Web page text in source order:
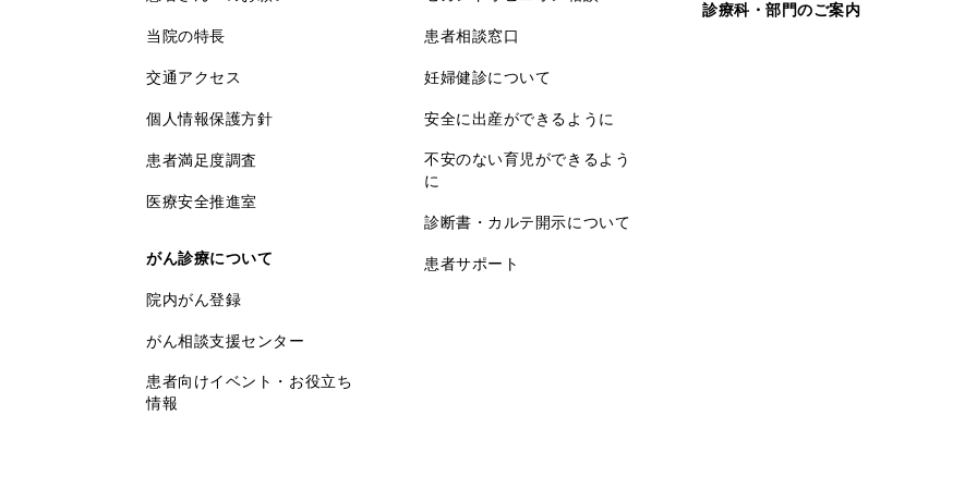
当院の特長
交通アクセス
個人情報保護方針
患者満足度調査
医療安全推進室
がん診療について
院内がん登録
がん相談支援センター
患者向けイベント・お役立ち
情報
患者相談窓口
妊婦健診について
安全に出産ができるように
不安のない育児ができるよう
に
診断書・カルテ開示について
患者サポート
診療科・部門のご案内